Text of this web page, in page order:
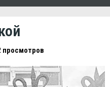
просмотров